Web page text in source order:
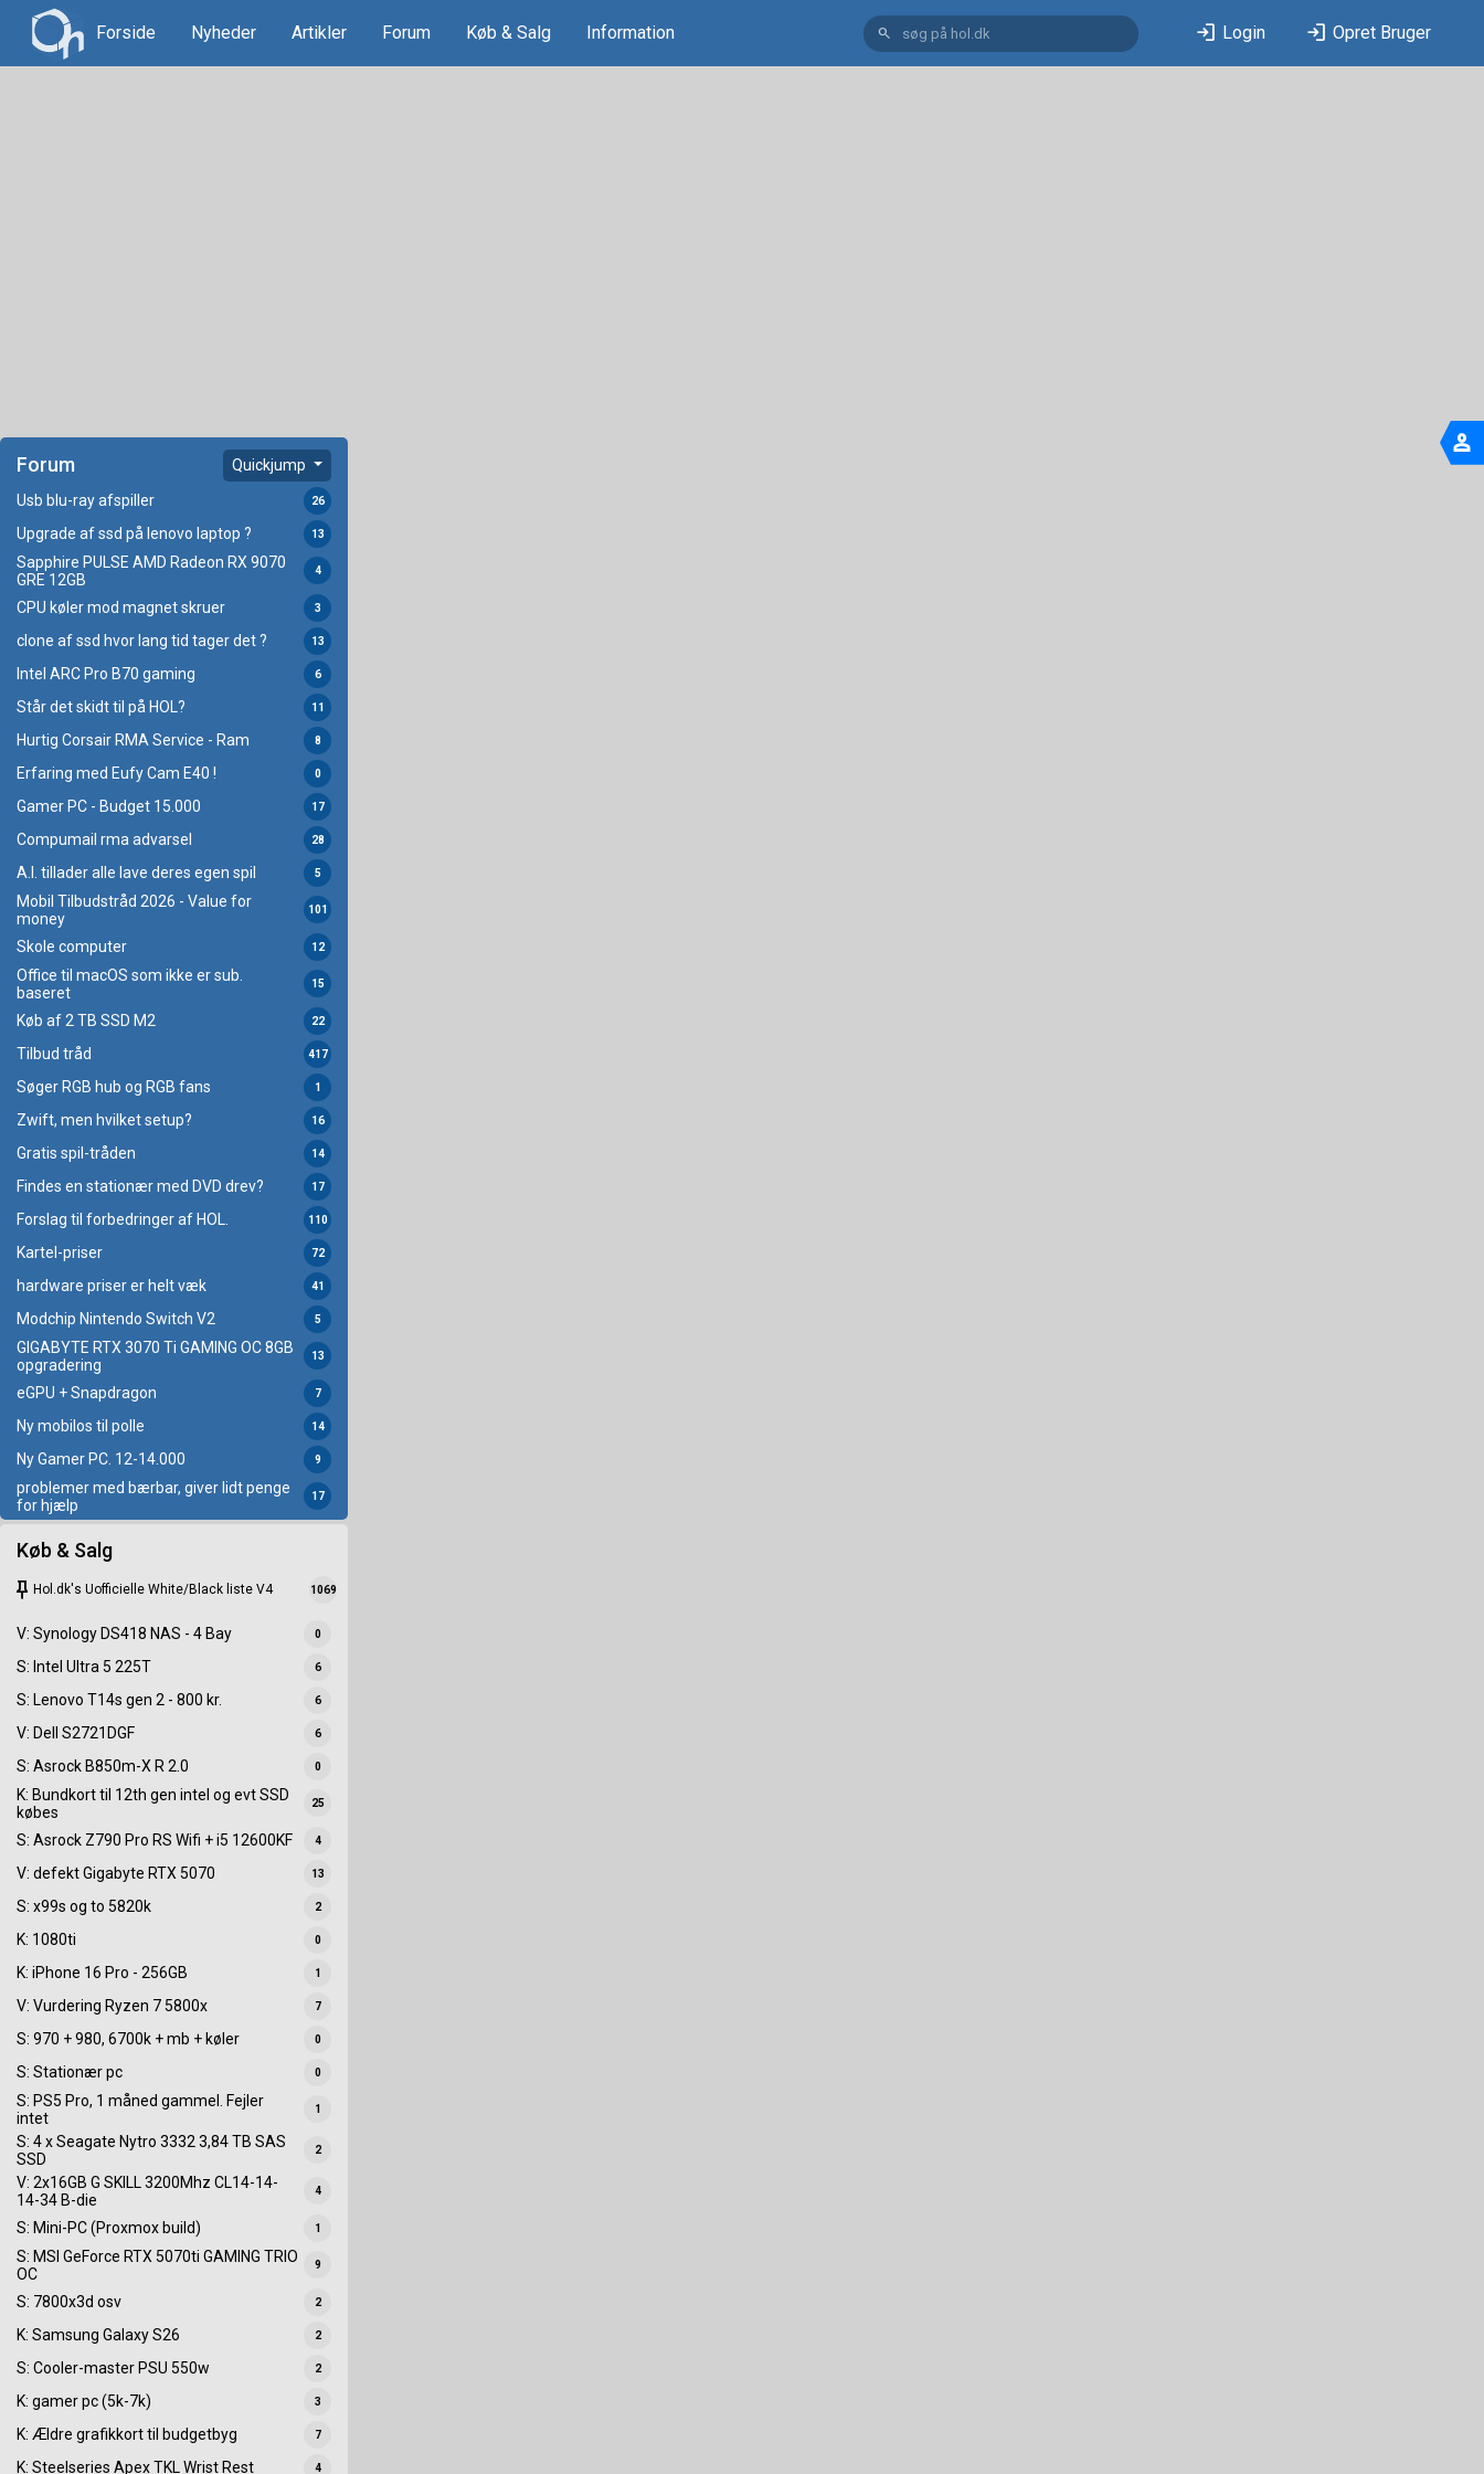
Forside Nyheder Artikler Forum Køb & Salg Information search login Login login Opret Bruger
Forum Quickjump
Usb blu-ray afspiller 26
Upgrade af ssd på lenovo laptop ? 13
Sapphire PULSE AMD Radeon RX 9070
GRE 12GB
4
CPU køler mod magnet skruer 3
clone af ssd hvor lang tid tager det ? 13
Intel ARC Pro B70 gaming 6
Står det skidt til på HOL? 11
Hurtig Corsair RMA Service - Ram 8
Erfaring med Eufy Cam E40 ! 0
Gamer PC - Budget 15.000 17
Compumail rma advarsel 28
A.I. tillader alle lave deres egen spil 5
Mobil Tilbudstråd 2026 - Value for
money
101
Skole computer 12
Office til macOS som ikke er sub.
baseret
15
Køb af 2 TB SSD M2 22
Tilbud tråd 417
Søger RGB hub og RGB fans 1
Zwift, men hvilket setup? 16
Gratis spil-tråden 14
Findes en stationær med DVD drev? 17
Forslag til forbedringer af HOL. 110
Kartel-priser 72
hardware priser er helt væk 41
Modchip Nintendo Switch V2 5
GIGABYTE RTX 3070 Ti GAMING OC 8GB
opgradering
13
eGPU + Snapdragon 7
Ny mobilos til polle 14
Ny Gamer PC. 12-14.000 9
problemer med bærbar, giver lidt penge
for hjælp
17
Køb & Salg
keep Hol.dk's Uofficielle White/Black liste V4 1069
V: Synology DS418 NAS - 4 Bay 0
S: Intel Ultra 5 225T 6
S: Lenovo T14s gen 2 - 800 kr. 6
V: Dell S2721DGF 6
S: Asrock B850m-X R 2.0 0
K: Bundkort til 12th gen intel og evt SSD
købes
25
S: Asrock Z790 Pro RS Wifi + i5 12600KF 4
V: defekt Gigabyte RTX 5070 13
S: x99s og to 5820k 2
K: 1080ti 0
K: iPhone 16 Pro - 256GB 1
V: Vurdering Ryzen 7 5800x 7
S: 970 + 980, 6700k + mb + køler 0
S: Stationær pc 0
S: PS5 Pro, 1 måned gammel. Fejler
intet
1
S: 4 x Seagate Nytro 3332 3,84 TB SAS
SSD
2
V: 2x16GB G SKILL 3200Mhz CL14-14-
14-34 B-die
4
S: Mini-PC (Proxmox build) 1
S: MSI GeForce RTX 5070ti GAMING TRIO
OC
9
S: 7800x3d osv 2
K: Samsung Galaxy S26 2
S: Cooler-master PSU 550w 2
K: gamer pc (5k-7k) 3
K: Ældre grafikkort til budgetbyg 7
K: Steelseries Apex TKL Wrist Rest 4
person